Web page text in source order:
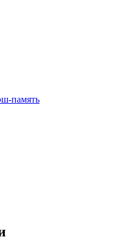
память